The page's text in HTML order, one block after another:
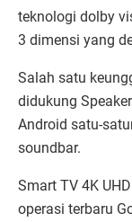
teknologi dolby
3 dimensi yang
Salah satu
didukung
Android satu-
soundbar.
Smart TV 4K
operasi terbaru